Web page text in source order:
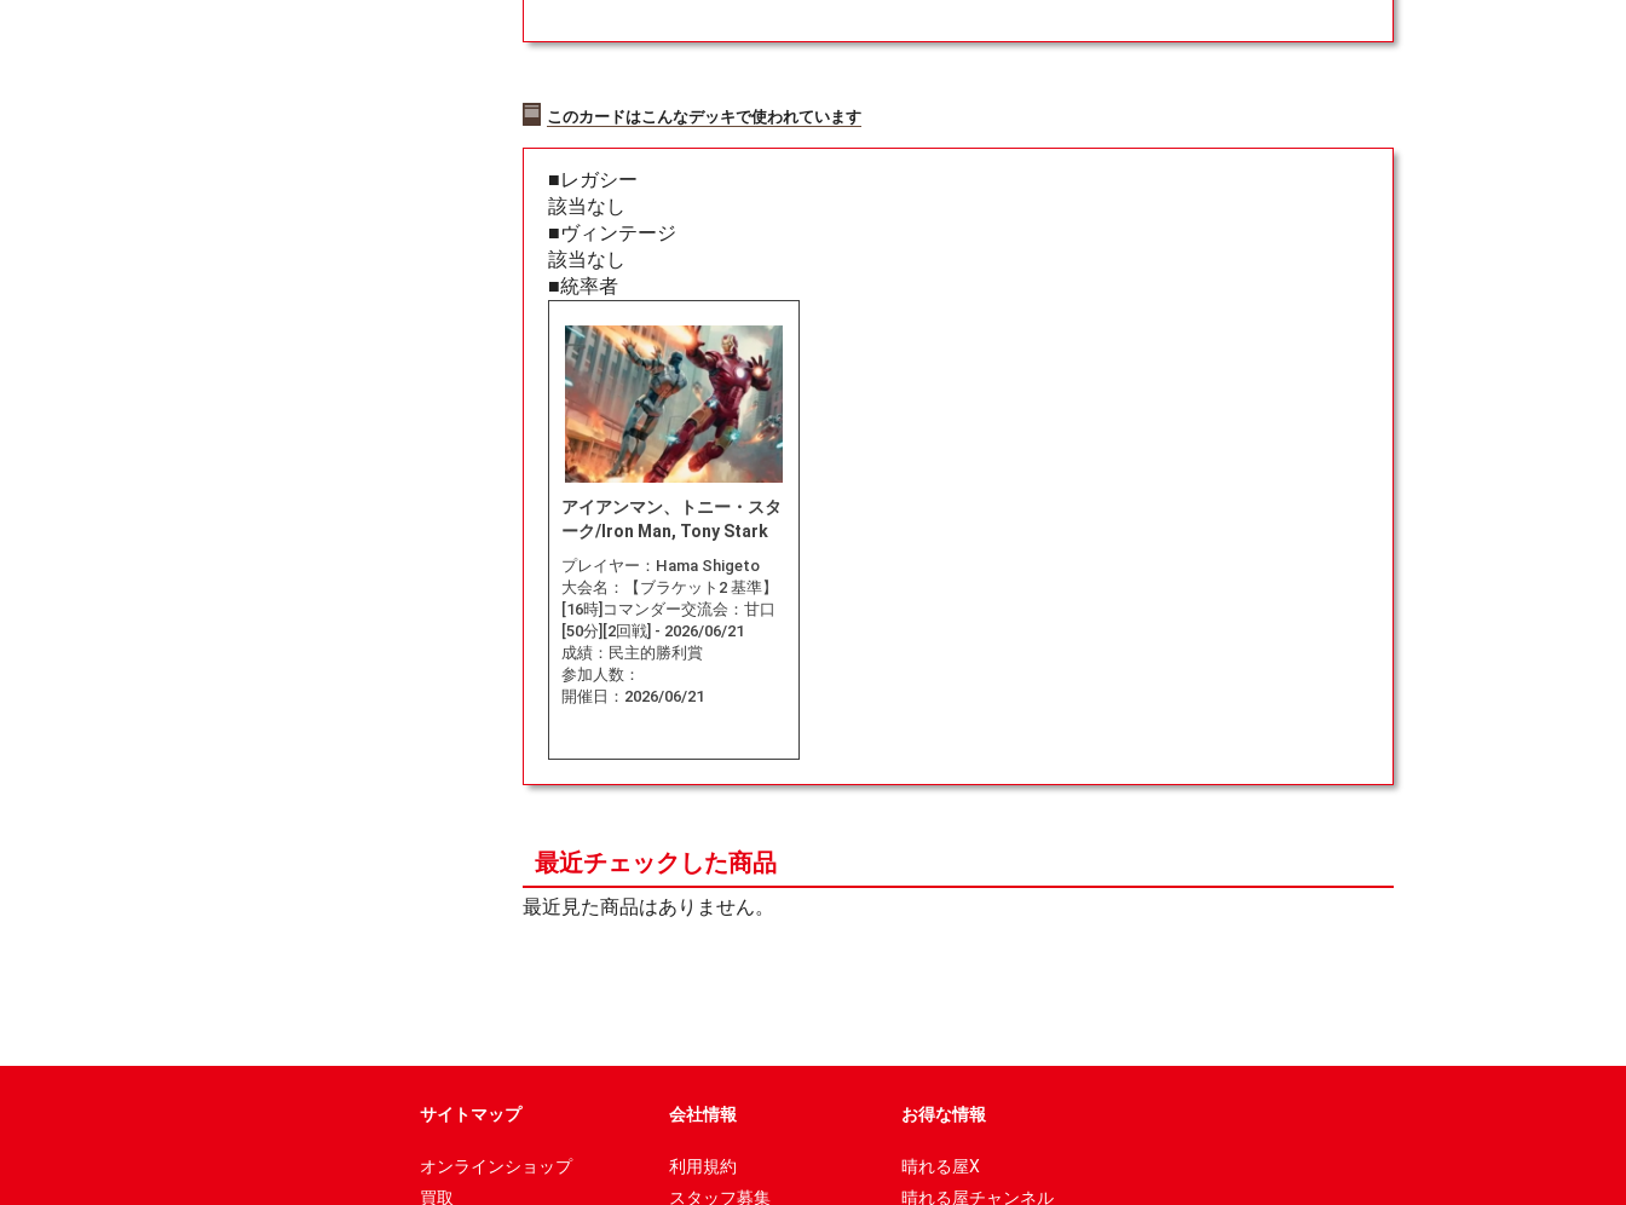
このカードはこんなデッキで使われています
■レガシー
該当なし
■ヴィンテージ
該当なし
■統率者
アイアンマン、トニー・スタ
ーク/Iron Man, Tony Stark
プレイヤー： Hama Shigeto
大会名：
【ブラケット2 基準】
[16時]コマンダー交流会：甘口
[50分][2回戦] - 2026/06/21
成績： 民主的勝利賞
参加人数：
開催日： 2026/06/21
最近チェックした商品
最近見た商品はありません。
サイトマップ
オンラインショップ
買取
会社情報
利用規約
スタッフ募集
お得な情報
晴れる屋X
晴れる屋チャンネル